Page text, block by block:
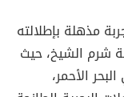
مذهلة بإطلالته
شرم الشيخ، حيث
الأحمر،